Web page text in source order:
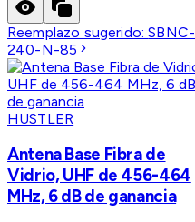
Reemplazo sugerido:SBNC-
240-N-85
HUSTLER
Antena Base Fibra de
Vidrio, UHF de 456-464
MHz, 6 dB de ganancia